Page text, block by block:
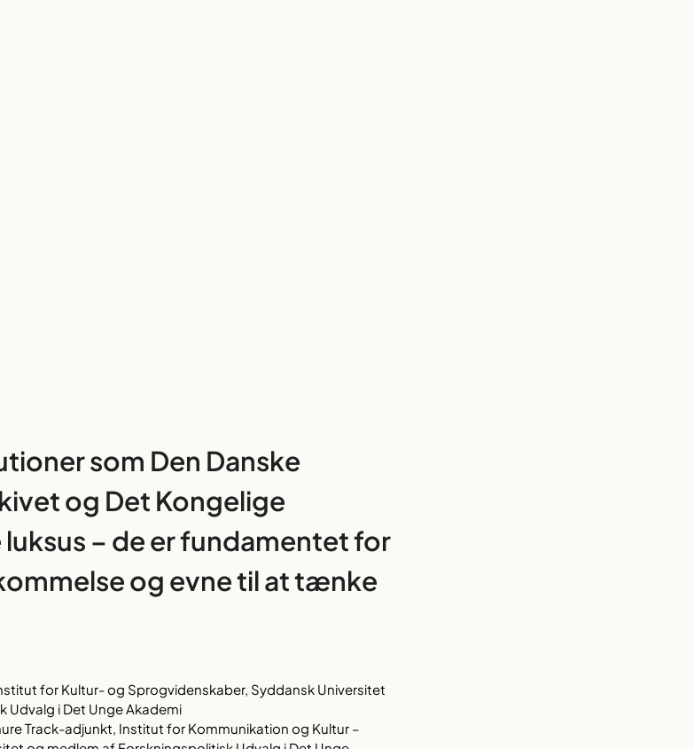
som Den Danske
og Det Kongelige
– de er fundamentet for
og evne til at tænke
for Kultur- og Sprogvidenskaber, Syddansk Universitet
Udvalg i Det Unge Akademi
Track-adjunkt, Institut for Kommunikation og Kultur –